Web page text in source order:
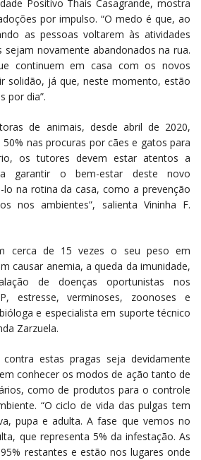
Positivo Thaís Casagrande, mostra
por impulso. “O medo é que, ao
as pessoas voltarem às atividades
sejam novamente abandonados na rua.
continuem em casa com os novos
solidão, já que, neste momento, estão
por dia”.
de animais, desde abril de 2020,
nas procuras por cães e gatos para
os tutores devem estar atentos a
garantir o bem-estar deste novo
na rotina da casa, como a prevenção
nos ambientes”, salienta Vininha F.
cerca de 15 vezes o seu peso em
causar anemia, a queda da imunidade,
de doenças oportunistas nos
estresse, verminoses, zoonoses e
e especialista em suporte técnico
Zarzuela.
estas pragas seja devidamente
conhecer os modos de ação tanto de
como de produtos para o controle
“O ciclo de vida das pulgas tem
pupa e adulta. A fase que vemos no
que representa 5% da infestação. As
restantes e estão nos lugares onde